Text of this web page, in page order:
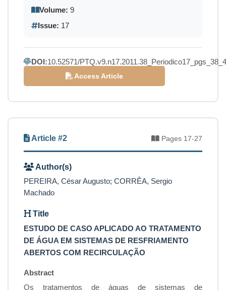
Volume: 9
Issue: 17
DOI:10.52571/
Access Article
Article #2 Pages 17-27
Author(s)
PEREIRA, César Augusto; CORRÊA, Sergio
Machado
Title
ESTUDO DE CASO APLICADO AO TRATAMENTO
DE ÁGUA EM SISTEMAS DE RESFRIAMENTO
ABERTOS COM RECIRCULAÇÃO
Abstract
Os tratamentos de águas de sistemas de